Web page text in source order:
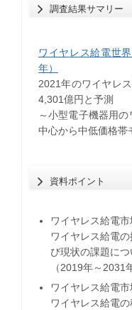
調査結果サマリー
ワイヤレス給電世
年）
2021年のワイヤレ
4,301億円と予測
～小型電子機器用
中心から中低価格帯
資料ポイント
ワイヤレス給電
ワイヤレス給電
び現状の課題に
（2019年～2031
ワイヤレス給電
ワイヤレス給電